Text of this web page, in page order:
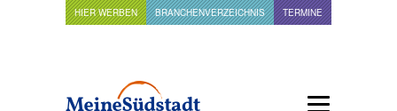
HIER WERBEN BRANCHENVERZEICHNIS TERMINE